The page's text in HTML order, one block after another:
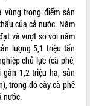
vùng trọng điểm sản
của cả nước. Năm
và vượt so với năm
lượng 5,1 triệu tấn
chủ lực (cà phê,
1,2 triệu ha, sản
trong đó cây cà phê
nước.